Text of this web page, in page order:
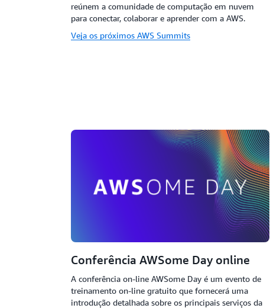
reúnem a comunidade de computação em nuvem
para conectar, colaborar e aprender com a AWS.
Veja os próximos AWS Summits
Conferência AWSome Day online
A conferência on-line AWSome Day é um evento de
treinamento on-line gratuito que fornecerá uma
introdução detalhada sobre os principais serviços da